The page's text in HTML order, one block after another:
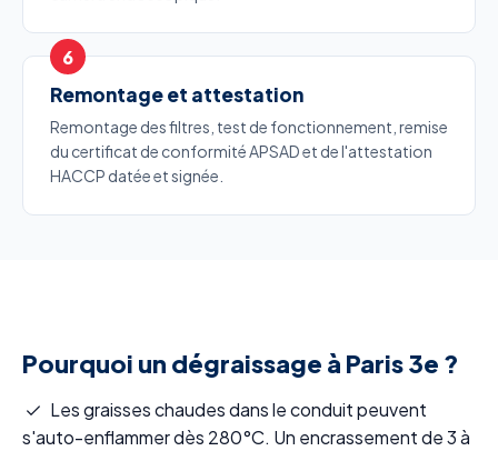
Remontage et attestation
Remontage des filtres, test de fonctionnement, remise
du certificat de conformité APSAD et de l'attestation
HACCP datée et signée.
Pourquoi un dégraissage à Paris 3e ?
Les graisses chaudes dans le conduit peuvent
s'auto-enflammer dès 280°C. Un encrassement de 3 à